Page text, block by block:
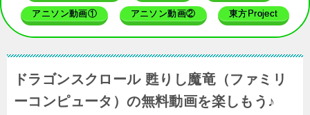
アニソン動画① アニソン動画② 東方Project
ドラゴンスクロール 甦りし魔竜（ファミリ
ーコンピュータ）の無料動画を楽しもう♪